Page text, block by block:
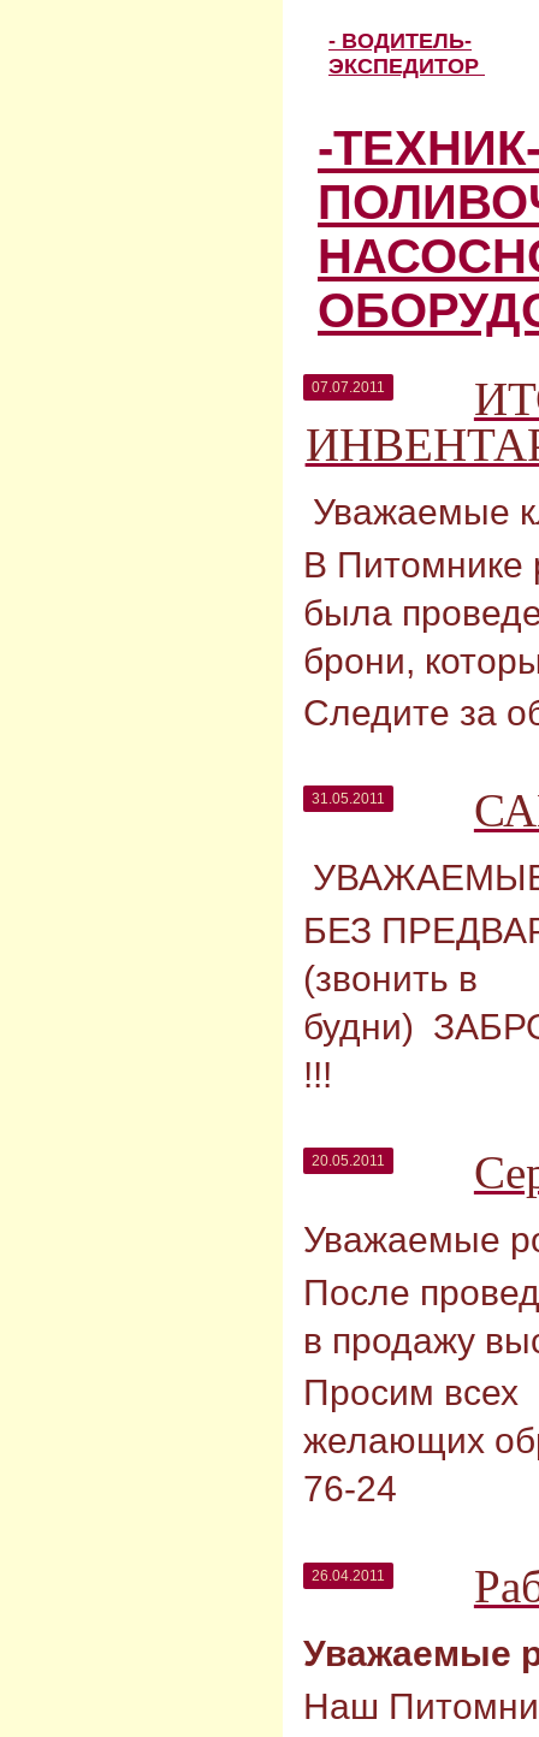
- ВОДИТЕЛЬ-
ЭКСПЕДИТОР
-
07.07.2011
Уважаемые
В Питомнике
была
брони,
Следите за
31.05.2011
БЕЗ
(звонить в
будни)
!!!
20.05.2011
Уважаемые
После
в продажу
Просим всех
желающих
76-24
26.04.2011
Уважаемые
Наш